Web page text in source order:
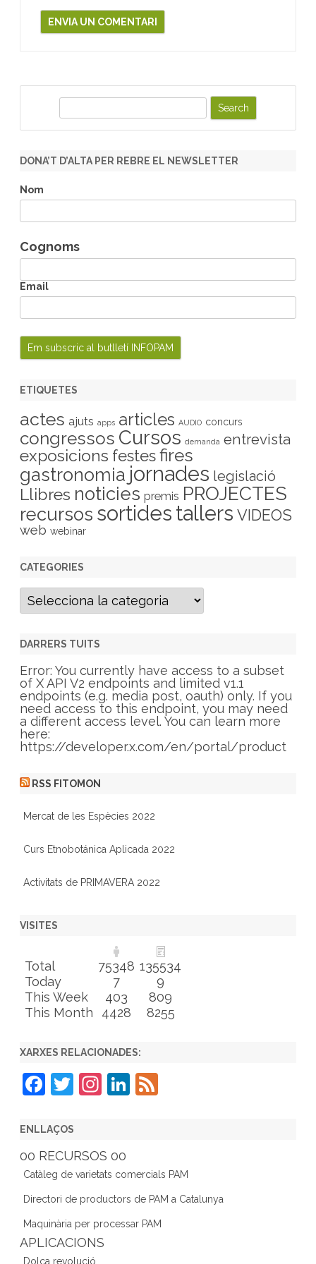
r
h
DONA’T D’ALTA PER REBRE EL NEWSLETTER
Nom
Cognoms
Email
ETIQUETES
actes ajuts apps articles AUDIO concurs
congressos Cursos demanda entrevista
exposicions festesfires
gastronomia jornades legislació
Llibres noticies premis PROJECTES
recursos sortides tallers VIDEOS
web webinar
CATEGORIES
C
t
g
r
i
e
s
DARRERS TUITS
Error: You currently have access to a subset
of X API V2 endpoints and limited v1.1
endpoints (e.g. media post, oauth) only. If you
need access to this endpoint, you may need
a different access level. You can learn more
here:
https://developer.x.com/en/portal/product
RSS FITOMON
Mercat de les Espècies 2022
Curs Etnobotánica Aplicada 2022
Activitats de PRIMAVERA 2022
VISITES
Total 75348 135534
Today
7
9
This Week
403
809
This Month
4428 8255
XARXES RELACIONADES:
F
c
e
b
o
o
k
T
er
In
gr
a
m
Li
dI
n
ENLLAÇOS
00 RECURSOS 00
Catàleg de varietats comercials PAM
Directori de productors de PAM a Catalunya
Maquinària per processar PAM
APLICACIONS
Dolça revolució